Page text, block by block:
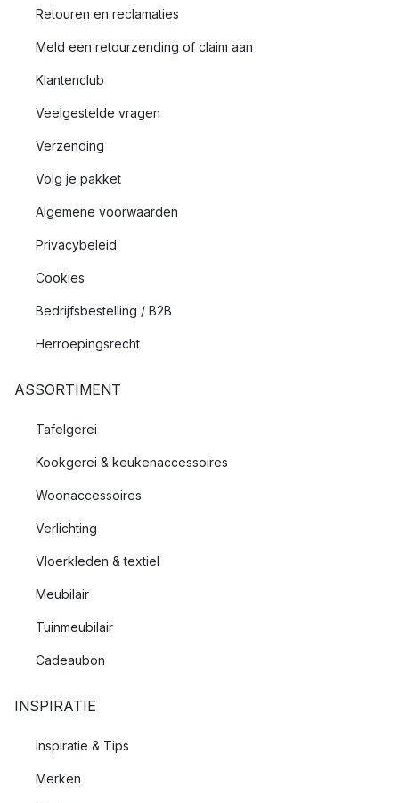
Retouren en reclamaties
Meld een retourzending of claim aan
Klantenclub
Veelgestelde vragen
Verzending
Volg je pakket
Algemene voorwaarden
Privacybeleid
Cookies
Bedrijfsbestelling / B2B
Herroepingsrecht
ASSORTIMENT
Tafelgerei
Kookgerei & keukenaccessoires
Woonaccessoires
Verlichting
Vloerkleden & textiel
Meubilair
Tuinmeubilair
Cadeaubon
INSPIRATIE
Inspiratie & Tips
Merken